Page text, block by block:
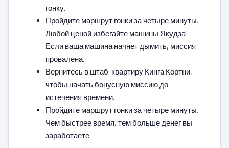
гонку.
Пройдите маршрут гонки за четыре минуты.
Любой ценой избегайте машины Якудза!
Если ваша машина начнет дымить, миссия
провалена.
Вернитесь в штаб-квартиру Кинга Кортни,
чтобы начать бонусную миссию до
истечения времени.
Пройдите маршрут гонки за четыре минуты.
Чем быстрее время, тем больше денег вы
заработаете.